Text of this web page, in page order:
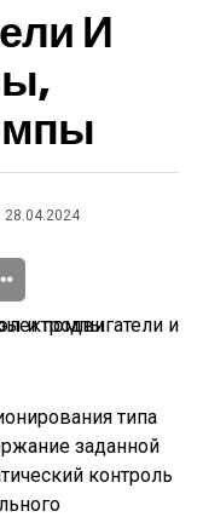
И
28.04.2024
типа
заданной
контроль